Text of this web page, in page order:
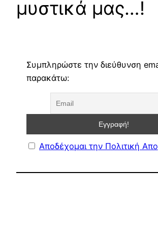
μυστικά μας…!
Συμπληρώστε την διεύθυνση
παρακάτω:
Αποδέχομαι την Πολιτική